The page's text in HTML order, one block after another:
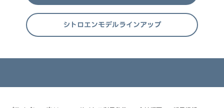
シトロエンモデルラインアップ